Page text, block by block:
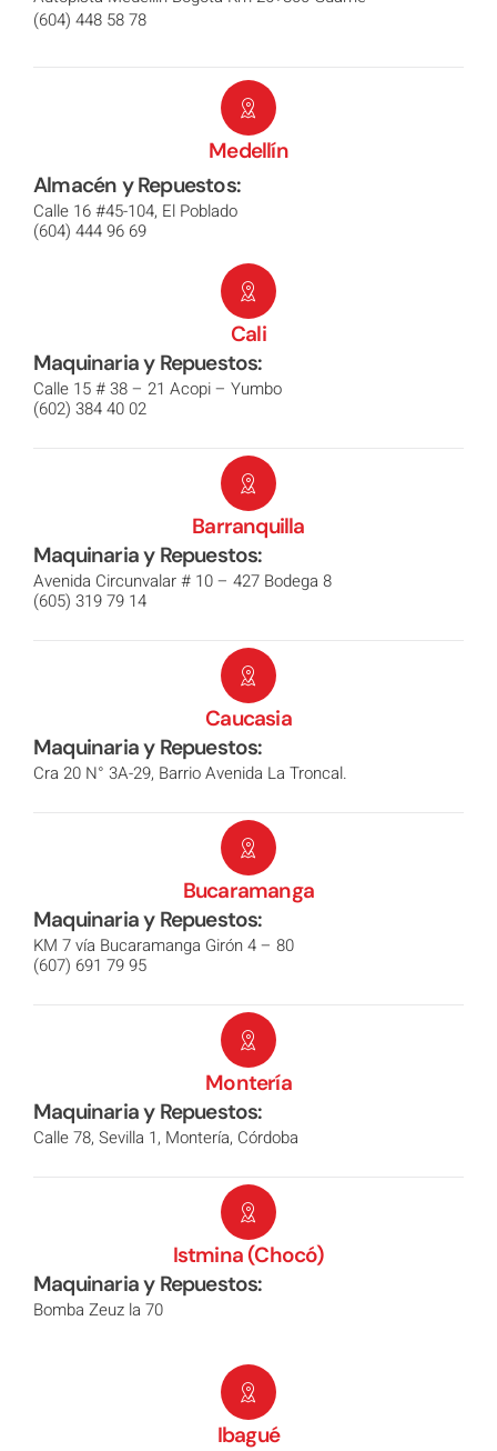
(604) 448 58 78
Medellín
Almacén y Repuestos:
Calle 16 #45-104, El Poblado
(604) 444 96 69
Cali
Maquinaria y Repuestos:
Calle 15 # 38 – 21 Acopi – Yumbo
(602) 384 40 02
Barranquilla
Maquinaria y Repuestos:
Avenida Circunvalar # 10 – 427 Bodega 8
(605) 319 79 14
Caucasia
Maquinaria y Repuestos:
Cra 20 N° 3A-29, Barrio Avenida La Troncal.
Bucaramanga
Maquinaria y Repuestos:
KM 7 vía Bucaramanga Girón 4 – 80
(607) 691 79 95
Montería
Maquinaria y Repuestos:
Calle 78, Sevilla 1, Montería, Córdoba
Istmina (Chocó)
Maquinaria y Repuestos:
Bomba Zeuz la 70
Ibagué